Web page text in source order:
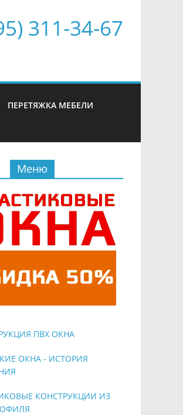
311-34-67
ПЕРЕТЯЖКА МЕБЕЛИ
Меню
ПВХ ОКНА
ОКНА - ИСТОРИЯ
КОНСТРУКЦИИ ИЗ